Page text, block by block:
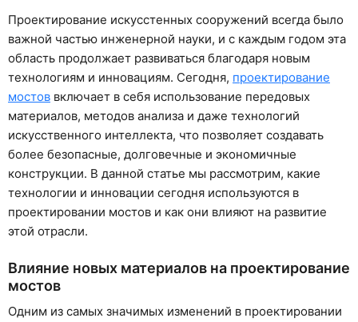
Общество
Рассказать новость
Проектирование искусстенных сооружений всегда было
важной частью инженерной науки, и с каждым годом эта
область продолжает развиваться благодаря новым
технологиям и инновациям. Сегодня, проектирование
мостов включает в себя использование передовых
материалов, методов анализа и даже технологий
искусственного интеллекта, что позволяет создавать
более безопасные, долговечные и экономичные
конструкции. В данной статье мы рассмотрим, какие
технологии и инновации сегодня используются в
проектировании мостов и как они влияют на развитие
этой отрасли.
Влияние новых материалов на проектирование
мостов
Одним из самых значимых изменений в проектировании